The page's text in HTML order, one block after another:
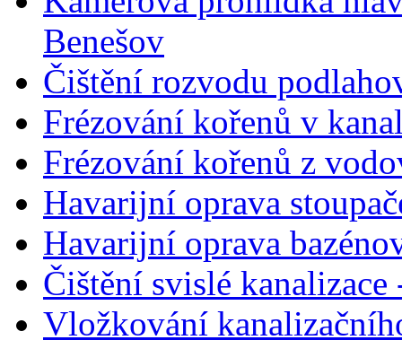
Benešov
Čištění rozvodu
Frézování kořenů v
Frézování kořenů z
Havarijní oprava
Havarijní oprava
Čištění svislé kanalizace
Vložkování